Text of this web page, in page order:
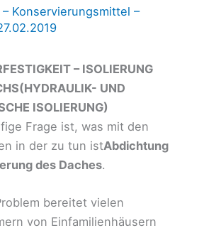
– Konservierungsmittel –
– ISOLIERUNG
(HYDRAULIK- UND
ISOLIERUNG)
Frage ist, was mit den
in der zu tun istAbdichtung
des Daches.
bereitet vielen
von Einfamilienhäusern